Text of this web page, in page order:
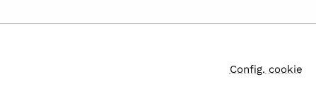
Config. cookie